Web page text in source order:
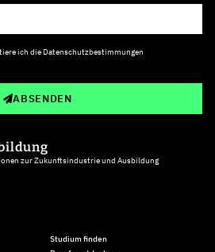
ich die Datenschutzbestimmungen
ABSENDEN
zur Zukunftsindustrie und Ausbildung
Studium finden